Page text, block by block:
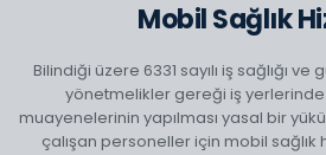
Mobil Sağlık
Bilindiği üzere 6331 sayılı iş sağlığı
yönetmelikler gereği iş yerlerinde
muayenelerinin yapılması yasal bir
çalışan personeller için mobil sağlık